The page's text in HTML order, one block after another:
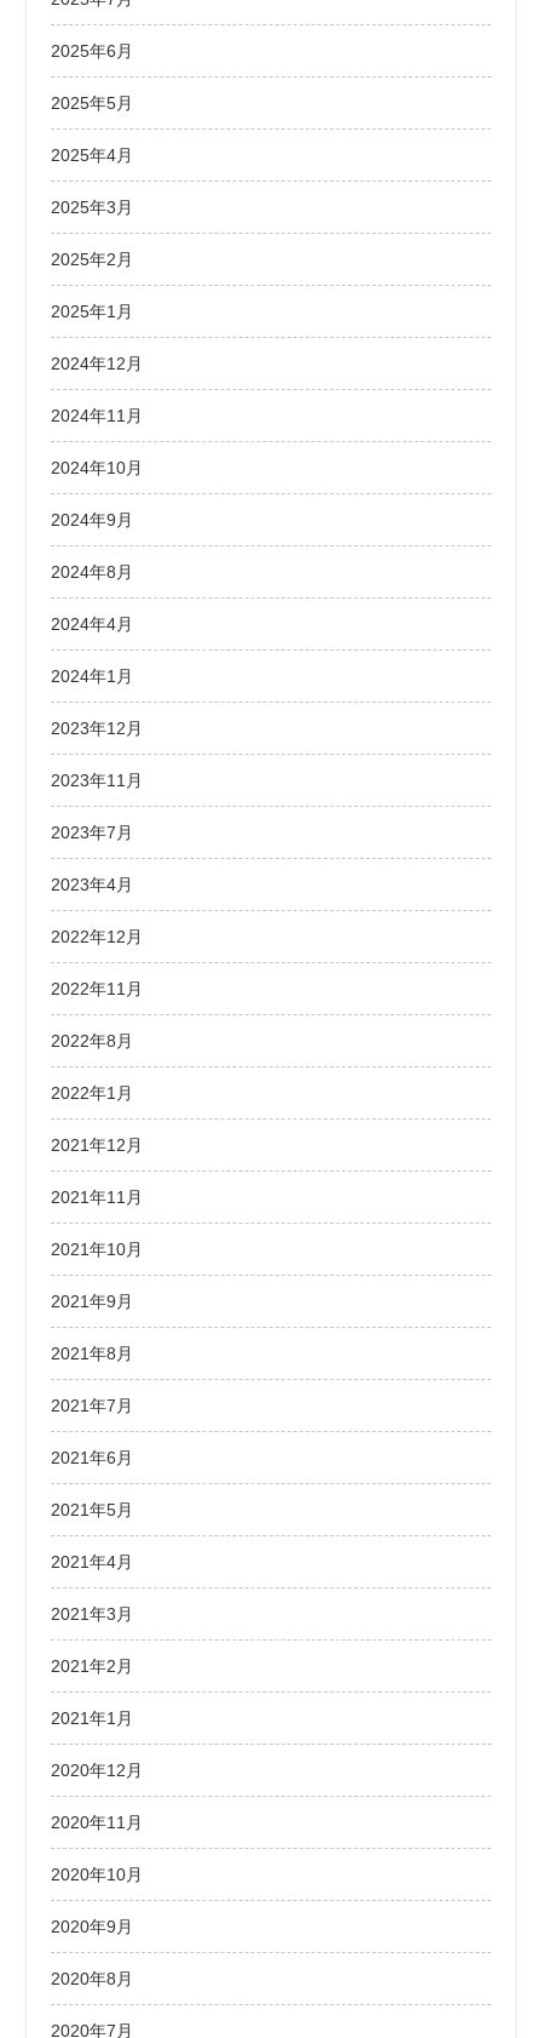
2025年6月
2025年5月
2025年4月
2025年3月
2025年2月
2025年1月
2024年12月
2024年11月
2024年10月
2024年9月
2024年8月
2024年4月
2024年1月
2023年12月
2023年11月
2023年7月
2023年4月
2022年12月
2022年11月
2022年8月
2022年1月
2021年12月
2021年11月
2021年10月
2021年9月
2021年8月
2021年7月
2021年6月
2021年5月
2021年4月
2021年3月
2021年2月
2021年1月
2020年12月
2020年11月
2020年10月
2020年9月
2020年8月
2020年7月